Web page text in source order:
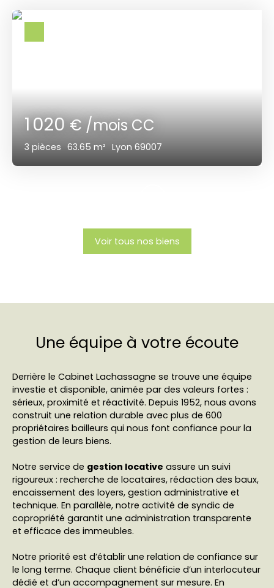
1 020€ /mois CC
3 pièces 63.65 m² Lyon 69007
Voir tous nos biens
Une équipe à votre écoute
Derrière le Cabinet Lachassagne se trouve une équipe
investie et disponible, animée par des valeurs fortes :
sérieux, proximité et réactivité. Depuis 1952, nous avons
construit une relation durable avec plus de 600
propriétaires bailleurs qui nous font confiance pour la
gestion de leurs biens.
Notre service de gestion locative assure un suivi
rigoureux : recherche de locataires, rédaction des baux,
encaissement des loyers, gestion administrative et
technique. En parallèle, notre activité de syndic de
copropriété garantit une administration transparente
et efficace des immeubles.
Notre priorité est d’établir une relation de confiance sur
le long terme. Chaque client bénéficie d’un interlocuteur
dédié et d’un accompagnement sur mesure. En